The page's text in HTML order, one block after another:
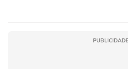
PUBLICIDADE